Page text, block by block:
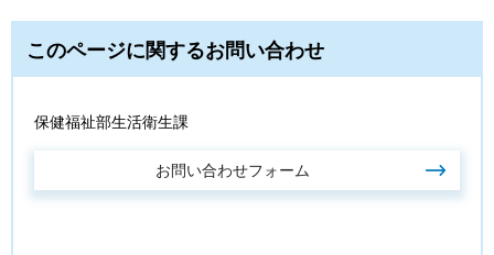
このページに関するお問い合わせ
保健福祉部生活衛生課